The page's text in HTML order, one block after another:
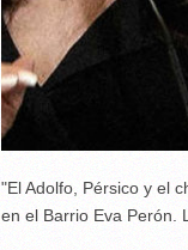
"El Adolfo, Pérsico y el
en el Barrio Eva Perón.